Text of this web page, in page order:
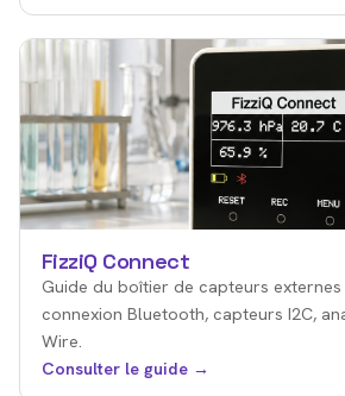
FizziQ Connect
Guide du boîtier de capteurs
connexion Bluetooth, capteurs I2C,
Wire.
Consulter le guide →